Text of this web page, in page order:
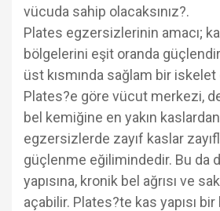
vücuda sahip olacaksınız?.
Plates egzersizlerinin amacı;
bölgelerini eşit oranda
üst kısmında sağlam bir iskelet
Plates?e göre vücut merkezi,
bel kemiğine en yakın
egzersizlerde zayıf kaslar
güçlenme eğilimindedir. Bu da
yapısına, kronik bel ağrısı ve
açabilir. Plates?te kas yapısı